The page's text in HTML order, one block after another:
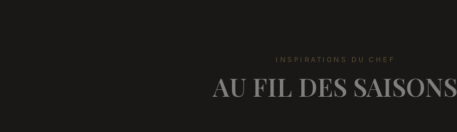
INSPIRATIONS DU CHEF
AU FIL DES SAISONS